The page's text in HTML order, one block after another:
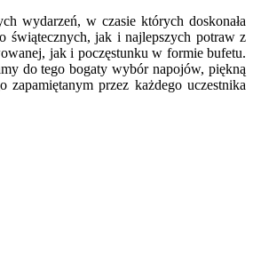
wydarzeń, w czasie których doskonała
świątecznych, jak i najlepszych potraw z
jak i poczęstunku w formie bufetu.
do tego bogaty wybór napojów, piękną
przez każdego uczestnika